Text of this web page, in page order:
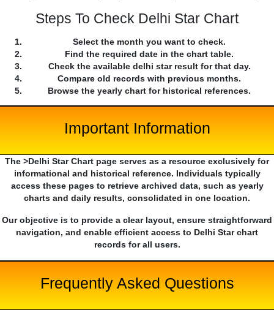
Steps To Check Delhi Star Chart
Select the month you want to check.
Find the required date in the chart table.
Check the available delhi star result for that day.
Compare old records with previous months.
Browse the yearly chart for historical references.
Important Information
The >Delhi Star Chart page serves as a resource exclusively for
informational and historical reference. Individuals typically
access these pages to retrieve archived data, such as yearly
charts and daily results, consolidated in one location.
Our objective is to provide a clear layout, ensure straightforward
navigation, and enable efficient access to Delhi Star chart
records for all users.
Frequently Asked Questions